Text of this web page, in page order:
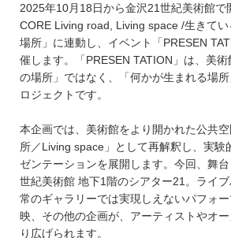
2025年10月18日から金沢21世紀美術館で
CORE Living road, Living space /生きて
場所」に連動し、イベント「PRESEN
催します。「PRESEN TATION」は、美
の場所」ではなく、「何かが生まれる場
ロジェクトです。
本企画では、美術館をより開かれた公共
所／Living space」として再解釈し、実験
ゼンテーションを展開します。今回、舞
世紀美術館 地下1階のシアター21。ライ
常のギャラリーでは実現しえないパフォ
映、その他の企画が、アーティストやオ
り広げられます。